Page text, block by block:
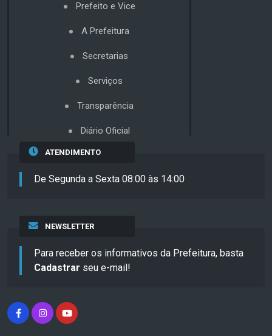
Prefeito e Vice
A Prefeitura
Secretarias
Serviços
Transparência
Diário Oficial
ATENDIMENTO
De Segunda a Sexta 08:00 às 14:00
NEWSLETTER
Para receber os informativos da Prefeitura, basta
Cadastrar seu e-mail!